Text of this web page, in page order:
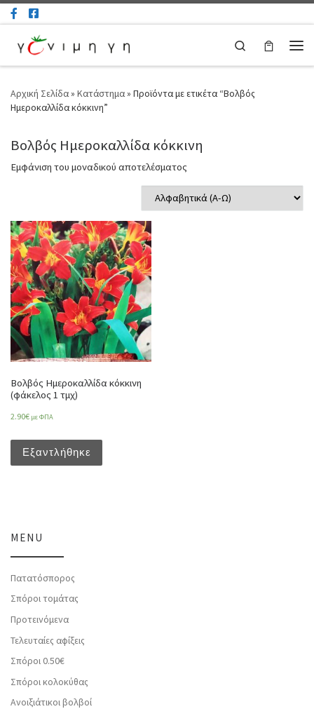
Μετάβαση στο περιεχόμενο
Search
Αρχική Σελίδα» Κατάστημα» Προϊόντα με ετικέτα “Βολβός
Ημεροκαλλίδα κόκκινη”
Βολβός Ημεροκαλλίδα κόκκινη
Εμφάνιση του μοναδικού αποτελέσματος
Βολβός Ημεροκαλλίδα κόκκινη
(φάκελος 1 τμχ)
2.90€ με ΦΠΑ
Εξαντλήθηκε
MENU
Πατατόσπορος
Σπόροι τομάτας
Προτεινόμενα
Τελευταίες αφίξεις
Σπόροι 0.50€
Σπόροι κολοκύθας
Ανοιξιάτικοι βολβοί